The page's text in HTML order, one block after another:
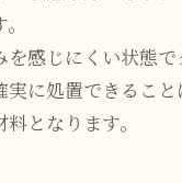
を感じにくい状態
実に処置できるこ
となります。